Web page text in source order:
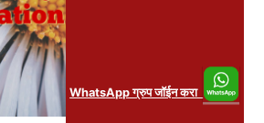
WhatsApp ग्रुप जॉईन करा